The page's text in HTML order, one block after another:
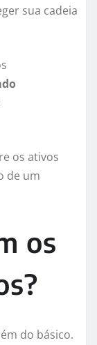
sua cadeia
os ativos
de um
os
do básico.